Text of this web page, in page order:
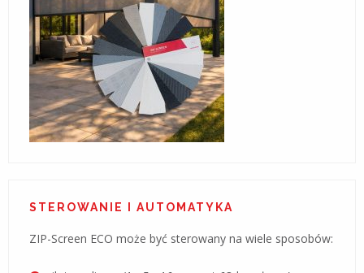
STEROWANIE I AUTOMATYKA
ZIP-Screen ECO może być sterowany na wiele sposobów: